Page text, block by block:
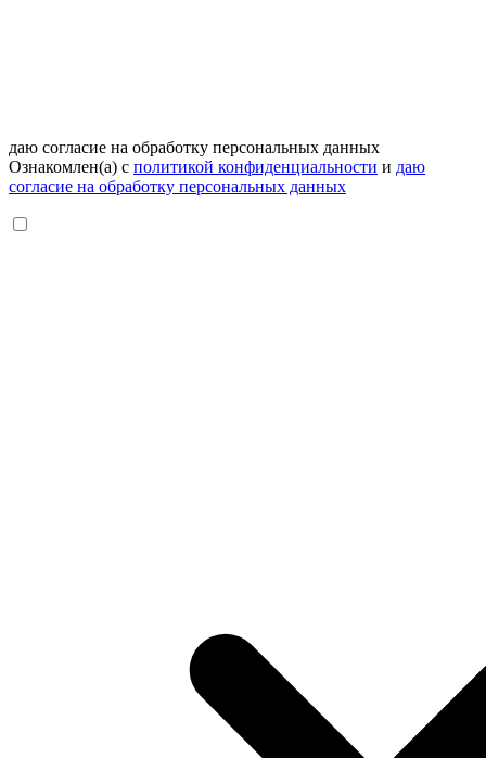
даю согласие на обработку персональных данных
Ознакомлен(а) с политикой конфиденциальности и даю
согласие на обработку персональных данных